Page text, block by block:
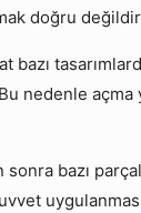
doğru
Bu nedenle
bazı